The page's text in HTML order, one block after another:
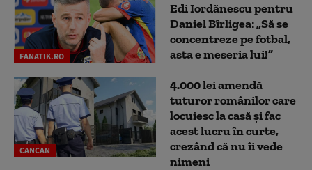
FANATIK.RO
Edi Iordănescu pentru
Daniel Bîrligea: „Să se
concentreze pe fotbal,
asta e meseria lui!”
CANCAN
4.000 lei amendă
tuturor românilor care
locuiesc la casă și fac
acest lucru în curte,
crezând că nu îi vede
nimeni